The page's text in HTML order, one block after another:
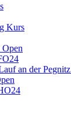
Kurs
an der